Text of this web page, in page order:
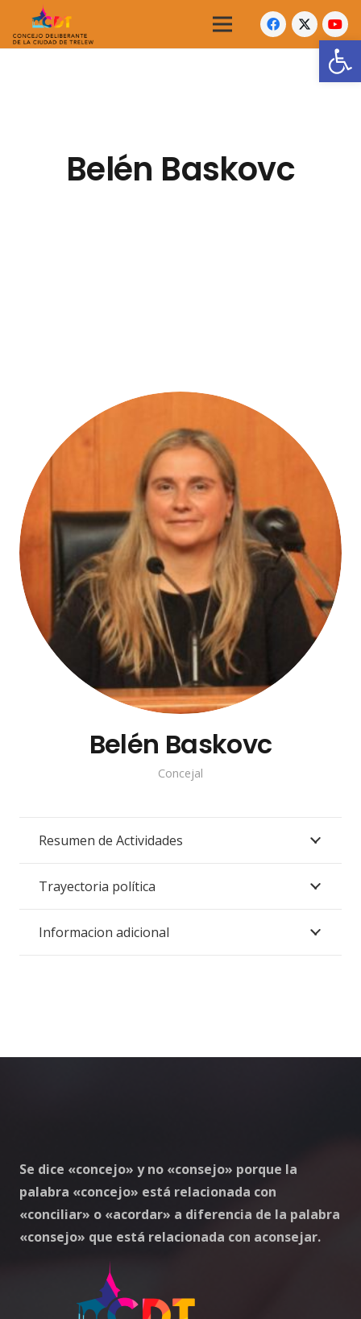
Belén Baskovc
Belén Baskovc
Concejal
Resumen de Actividades
Trayectoria política
Informacion adicional
Se dice «concejo» y no «consejo» porque la
palabra «concejo» está relacionada con
«conciliar» o «acordar» a diferencia de la palabra
«consejo» que está relacionada con aconsejar.